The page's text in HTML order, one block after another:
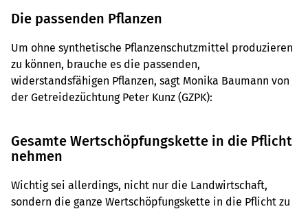
Die passenden Pflanzen
Um ohne synthetische Pflanzenschutzmittel produzieren
zu können, brauche es die passenden,
widerstandsfähigen Pflanzen, sagt Monika Baumann von
der Getreidezüchtung Peter Kunz (GZPK):
Gesamte Wertschöpfungskette in die Pflicht
nehmen
Wichtig sei allerdings, nicht nur die Landwirtschaft,
sondern die ganze Wertschöpfungskette in die Pflicht zu